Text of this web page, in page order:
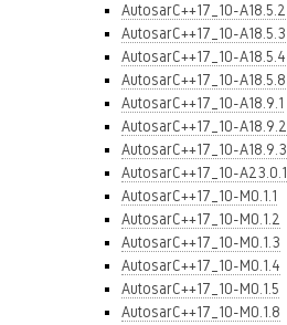
AutosarC++17_10-A18.5.2
AutosarC++17_10-A18.5.3
AutosarC++17_10-A18.5.4
AutosarC++17_10-A18.5.8
AutosarC++17_10-A18.9.1
AutosarC++17_10-A18.9.2
AutosarC++17_10-A18.9.3
AutosarC++17_10-A23.0.1
AutosarC++17_10-M0.1.1
AutosarC++17_10-M0.1.2
AutosarC++17_10-M0.1.3
AutosarC++17_10-M0.1.4
AutosarC++17_10-M0.1.5
AutosarC++17_10-M0.1.8